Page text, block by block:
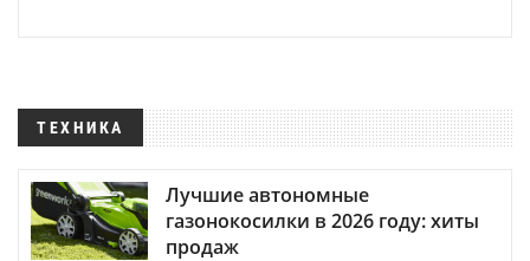
ТЕХНИКА
Лучшие автономные
газонокосилки в 2026 году: хиты
продаж